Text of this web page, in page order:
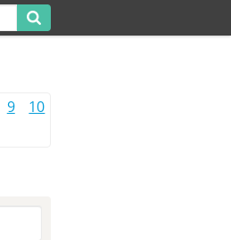
9
10